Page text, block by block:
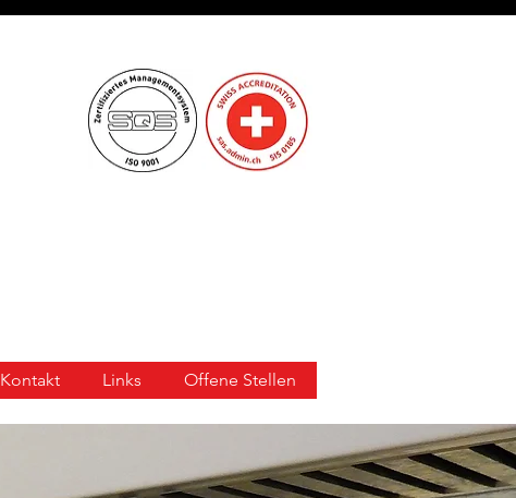
Kontakt Links Offene Stellen